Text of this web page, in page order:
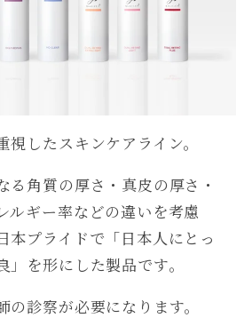
視したスキンケアライン。
る角質の厚さ・真皮の厚さ・
ルギー率などの違いを考慮
本プライドで「日本人にとっ
」を形にした製品です。
診察が必要になります。